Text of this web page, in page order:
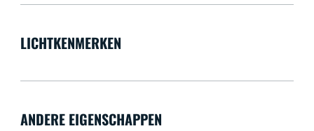
LICHTKENMERKEN
ANDERE EIGENSCHAPPEN